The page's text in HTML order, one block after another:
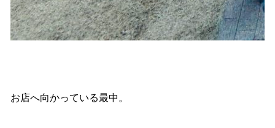
お店へ向かっている最中。